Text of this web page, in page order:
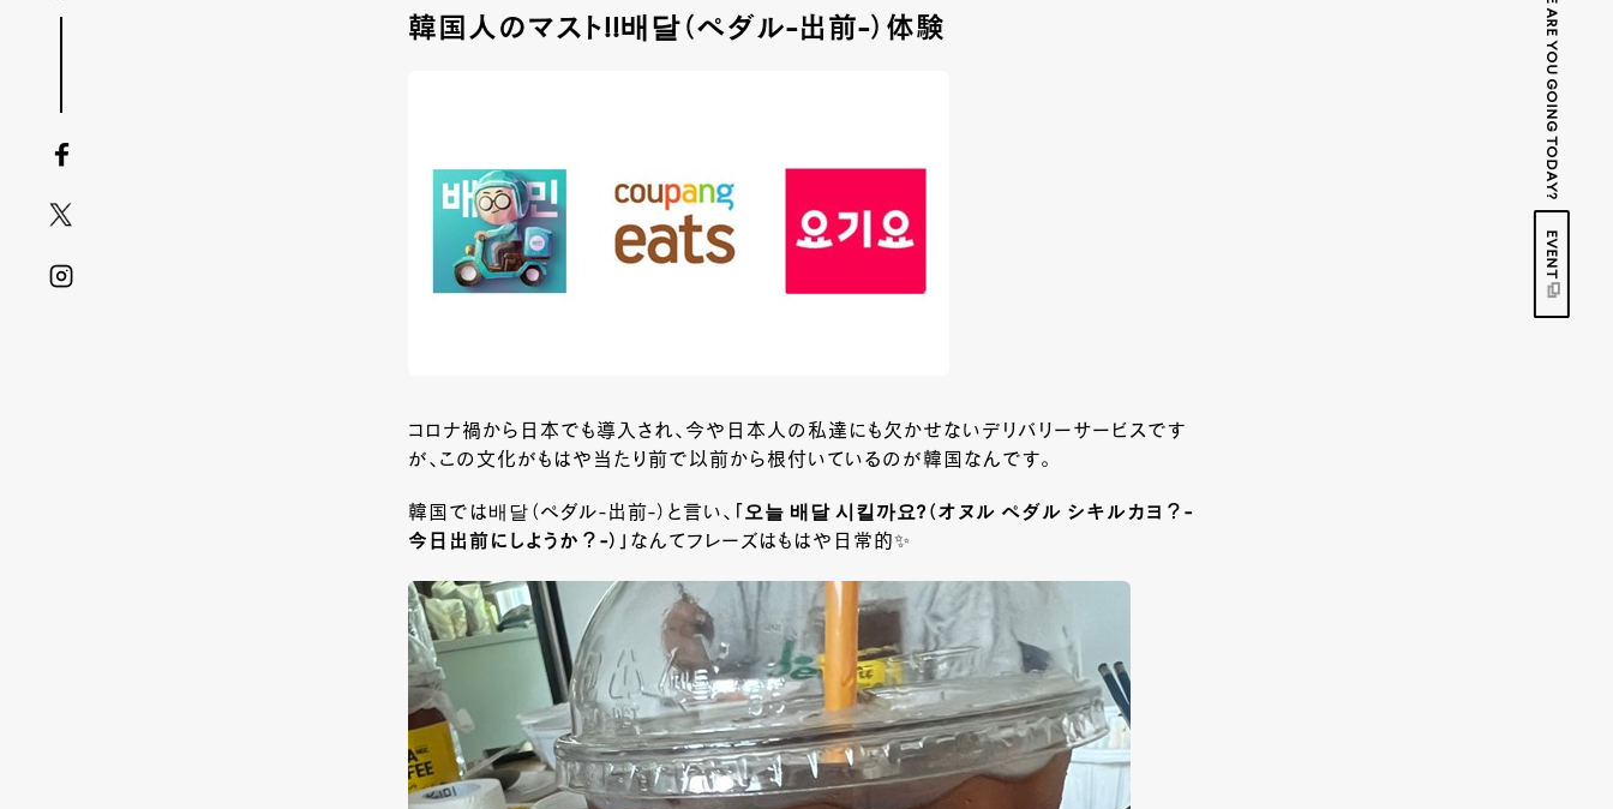
WHERE ARE YOU GOING TODAY?
EVENT
韓国人のマスト!!배달（ペダル-出前-）体験
コロナ禍から日本でも導入され、今や日本人の私達にも欠かせないデリバリーサービスです
が、この文化がもはや当たり前で以前から根付いているのが韓国なんです。
韓国では배달（ペダル-出前-）と言い、 ｢오늘 배달 시킬까요?（オヌル ペダル シキルカヨ？-
今日出前にしようか？-）」 なんてフレーズはもはや日常的✨